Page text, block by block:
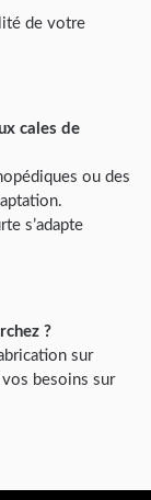
de votre
cales de
ou des
s’adapte
?
sur
besoins sur